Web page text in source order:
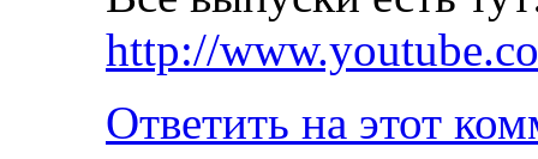
http://
Ответить на этот